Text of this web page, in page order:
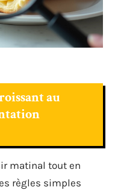
au
matinal tout en
règles simples